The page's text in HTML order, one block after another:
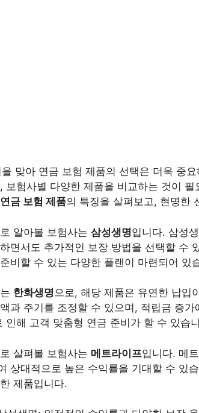
맞아 연금 보험 제품의 선택은 더욱 중
보험사별 다양한 제품을 비교하는 것이
연금 보험 제품의 특징을 살펴보고, 현명한
알아볼 보험사는 삼성생명입니다. 삼성
면서도 추가적인 보장 방법을 선택할 수
비할 수 있는 다양한 플랜이 마련되어 있
한화생명으로, 해당 제품은 유연한 납입
과 주기를 조정할 수 있으며, 적립금 증
인해 고객 맞춤형 연금 준비가 할 수 있습
살펴볼 보험사는 메트라이프입니다. 메
상대적으로 높은 수익률을 기대할 수 있
제품입니다.